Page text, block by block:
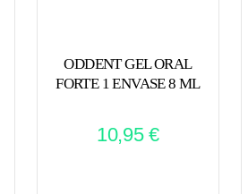
ODDENT GEL ORAL
FORTE 1 ENVASE 8 ML
10,95€